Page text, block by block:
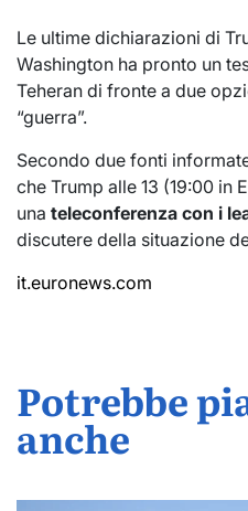
Le ultime dichiarazioni di
Washington ha pronto un
Teheran di fronte a due
“guerra”.
Secondo due fonti
che Trump alle 13 (19:00 in
una teleconferenza con i
discutere della situazione
it.euronews.com
Potrebbe
anche